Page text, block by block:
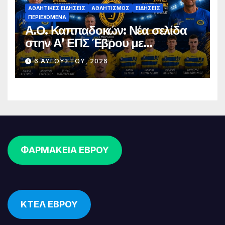
ΑΘΛΗΤΙΚΈΣ ΕΙΔΉΣΕΙΣ ΑΘΛΗΤΙΣΜΌΣ
ΕΙΔΉΣΕΙΣ
ΠΕΡΙΕΧΌΜΕΝΑ
Α.Ο. Καππαδοκών: Νέα σελίδα
στην Α’ ΕΠΣ Έβρου με
φιλοδοξίες, σταθερότητα και
επένδυση στη νέα γενιά
6 ΑΥΓΟΎΣΤΟΥ, 2026
ΦΑΡΜΑΚΕΙΑ ΕΒΡΟΥ
ΚΤΕΛ ΕΒΡΟΥ